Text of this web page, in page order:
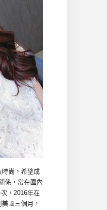
時尚，希望成
係，常在國內
，2016年在
國三個月，